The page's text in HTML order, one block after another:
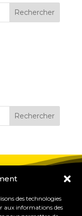
des technologies
aux informations des